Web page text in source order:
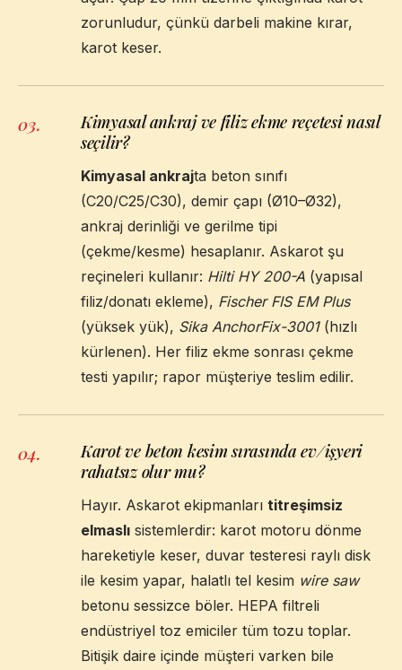
zorunludur, çünkü darbeli makine kırar,
karot keser.
03.
Kimyasal ankraj ve filiz ekme reçetesi nasıl
seçilir?
Kimyasal ankrajta beton sınıfı
(C20/C25/C30), demir çapı (Ø10–Ø32),
ankraj derinliği ve gerilme tipi
(çekme/kesme) hesaplanır. Askarot şu
reçineleri kullanır: Hilti HY 200-A (yapısal
filiz/donatı ekleme), Fischer FIS EM Plus
(yüksek yük), Sika AnchorFix-3001(hızlı
kürlenen). Her filiz ekme sonrası çekme
testi yapılır; rapor müşteriye teslim edilir.
04.
Karot ve beton kesim sırasında ev/işyeri
rahatsız olur mu?
Hayır. Askarot ekipmanları titreşimsiz
elmaslı sistemlerdir: karot motoru dönme
hareketiyle keser, duvar testeresi raylı disk
ile kesim yapar, halatlı tel kesim wire saw
betonu sessizce böler. HEPA filtreli
endüstriyel toz emiciler tüm tozu toplar.
Bitişik daire içinde müşteri varken bile